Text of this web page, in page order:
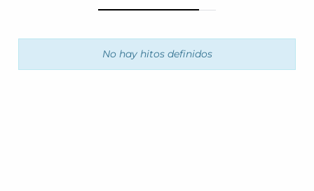
No hay hitos definidos